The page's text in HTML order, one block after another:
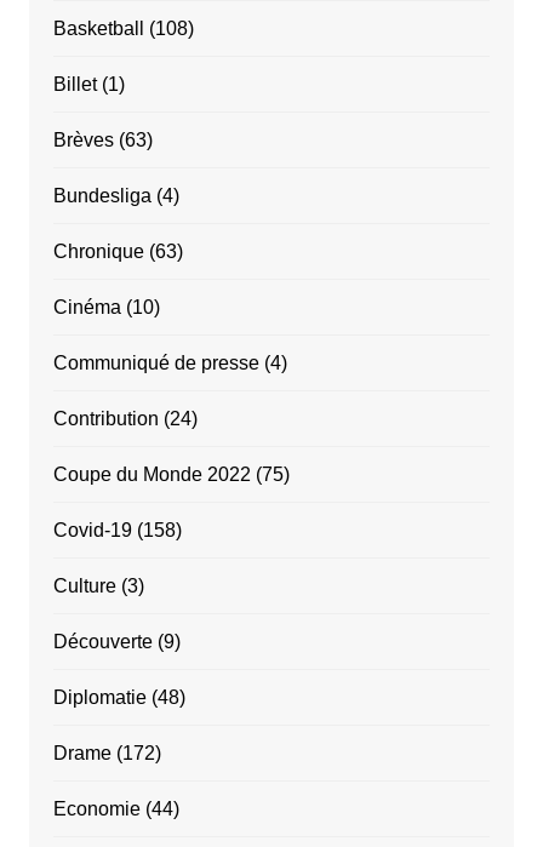
Basketball (108)
Billet(1)
Brèves(63)
Bundesliga (4)
Chronique(63)
Cinéma (10)
Communiqué de presse(4)
Contribution (24)
Coupe du Monde 2022 (75)
Covid-19(158)
Culture(3)
Découverte(9)
Diplomatie(48)
Drame(172)
Economie(44)